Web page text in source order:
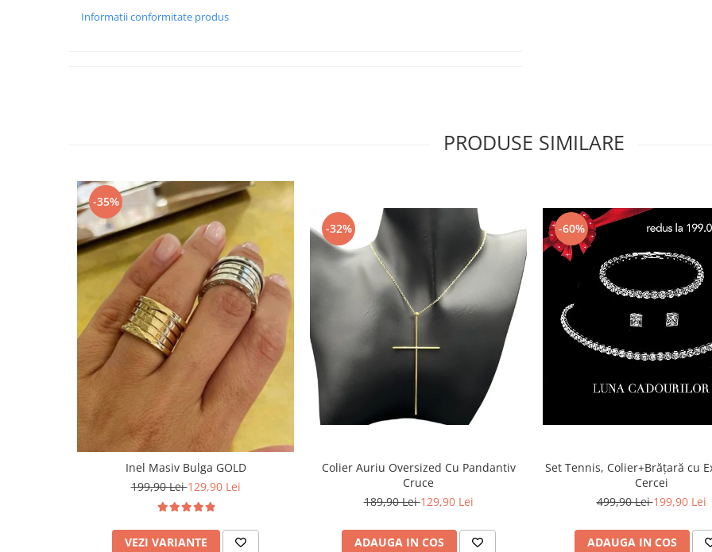
Informatii conformitate produs
PRODUSE SIMILARE
-35%
Inel Masiv Bulga GOLD
199,90 Lei129,90 Lei
VEZI VARIANTE
-32%
Colier Auriu Oversized Cu Pandantiv
Cruce
189,90 Lei129,90 Lei
ADAUGA IN COS
-60%
Set Tennis, Colier+Brățară cu
Cercei
499,90 Lei199,90 Lei
ADAUGA IN COS